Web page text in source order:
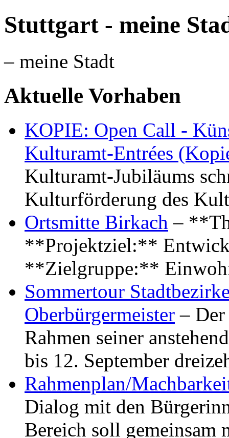
Stuttgart - meine
– meine Stadt
Aktuelle Vorhaben
KOPIE: Open Call -
Kulturamt-Entrées
Kulturamt-Jubiläums
Kulturförderung des
Ortsmitte Birkach –
**Projektziel:**
**Zielgruppe:**
Sommertour
Oberbürgermeister –
Rahmen seiner
bis 12. September
Rahmenplan/
Dialog mit den
Bereich soll gemeinsam